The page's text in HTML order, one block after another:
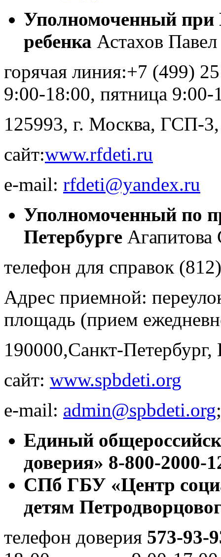
Уполномоченный при
ребенка Астахов
горячая линия:+7 (499)
9:00-18:00, пятница
125993, г. Москва, ГСП-
сайт:www.rfdeti.ru
e-mail: rfdeti@yandex.ru
Уполномоченный по
Петербурге
телефон для справок
Адрес приемной:
площадь (прием
190000,Санкт-
сайт: www.spbdeti.org
e-mail: admin@spbdeti.org
Единый
доверия» 8-800-2000-
СПб ГБУ «Центр
детям
телефон доверия 573-93-